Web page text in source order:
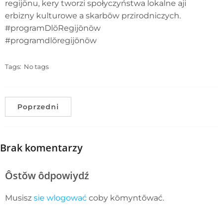
regijōnu, kery tworzi społyczyństwa lokalne aji
erbizny kulturowe a skarbōw przirodniczych.
#programDlŏRegijōnōw
#programdlŏregijōnōw
Tags: No tags
Poprzedni
Brak komentarzy
Ôstŏw ôdpowiydź
Musisz sie wlogować coby kōmyntŏwać.